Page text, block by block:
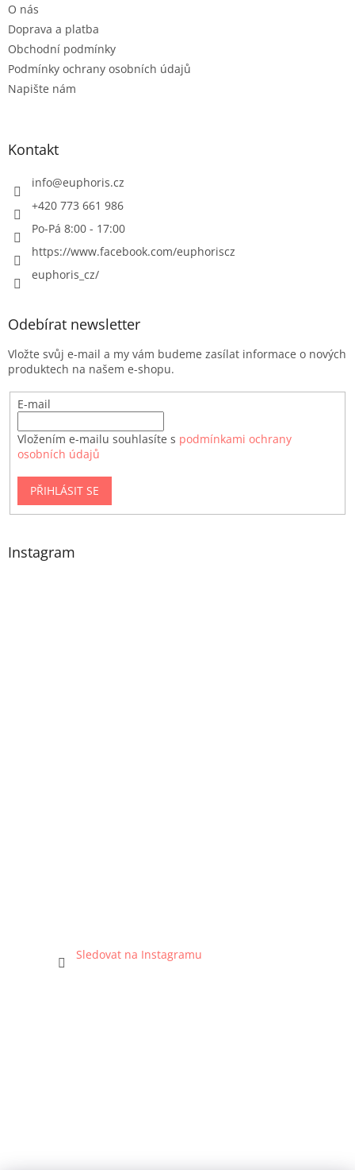
O nás
Doprava a platba
Obchodní podmínky
Podmínky ochrany osobních údajů
Napište nám
Kontakt
info@euphoris.cz
+420 773 661 986
Po-Pá 8:00 - 17:00
https://www.facebook.com/euphoriscz
euphoris_cz/
Odebírat newsletter
Vložte svůj e-mail a my vám budeme zasílat informace o nových
produktech na našem e-shopu.
E-mail
Vložením e-mailu souhlasíte s podmínkami ochrany
osobních údajů
PŘIHLÁSIT SE
Instagram
Sledovat na Instagramu